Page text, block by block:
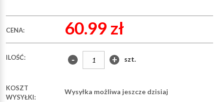
CENA: 60.99 zł
ILOŚĆ: - + szt.
KOSZT
WYSYŁKI:
Wysyłka możliwa jeszcze dzisiaj